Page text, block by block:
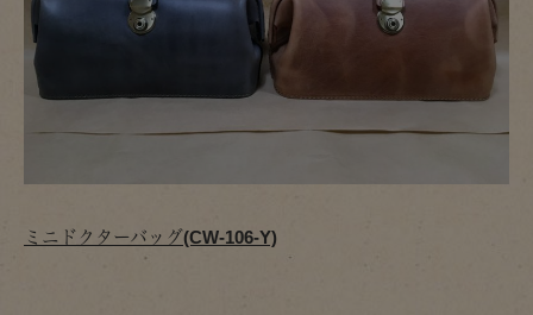
ミニドクターバッグ(CW-106-Y)